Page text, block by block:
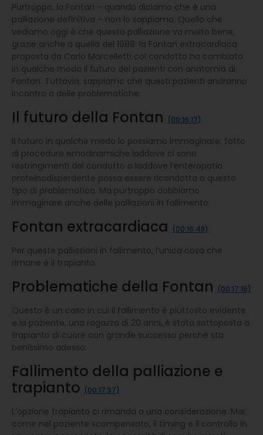
Purtroppo, la Fontan – quando diciamo che è una
palliazione definitiva – non lo sappiamo. Quello che
vediamo oggi è che questa palliazione va molto bene,
grazie anche a quella del 1988: la Fontan extracardiaca
proposta da Carlo Marcelletti col condotto ha cambiato
in qualche modo il futuro dei pazienti con anatomia di
Fontan. Tuttavia, sappiamo che questi pazienti andranno
incontro a delle problematiche.
Il futuro della Fontan (00:16:17)
Il futuro in qualche modo lo possiamo immaginare: fatto
di procedure emodinamiche laddove ci sono
restringimenti del condotto o laddove l’enteropatia
proteinodisperdente possa essere ricondotta a questo
tipo di problematica. Ma purtroppo dobbiamo
immaginare anche delle palliazioni in fallimento.
Fontan extracardiaca (00:16:48)
Per queste palliazioni in fallimento, l’unica cosa che
rimane è il trapianto.
Problematiche della Fontan (00:17:16)
Questo è un caso in cui il fallimento è piuttosto evidente
e la paziente, una ragazza di 20 anni, è stata sottoposta a
trapianto di cuore con grande successo perché sta
benissimo adesso.
Fallimento della palliazione e
trapianto (00:17:37)
L’opzione trapianto ci rimanda a una considerazione. Mai
come nel paziente scompensato, il timing e il controllo in